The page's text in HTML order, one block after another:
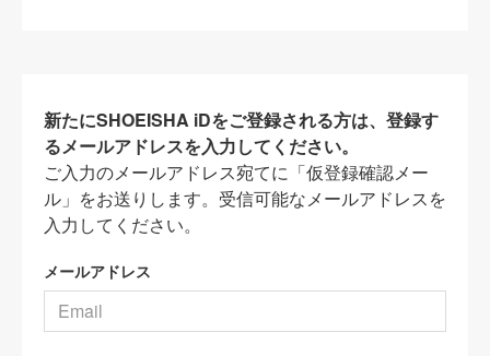
新たにSHOEISHA iDをご登録される方は、登録す
るメールアドレスを入力してください。
ご入力のメールアドレス宛てに「仮登録確認メー
ル」をお送りします。受信可能なメールアドレスを
入力してください。
メールアドレス